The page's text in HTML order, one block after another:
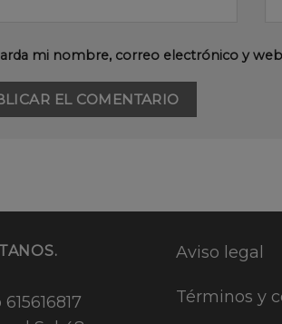
mi nombre, correo electrónico y
615616817
Aviso legal
Términos y